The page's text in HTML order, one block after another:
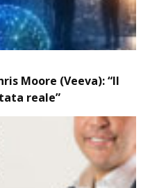
Moore (Veeva): “Il
reale”